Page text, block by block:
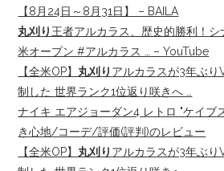
【8月24日～8月31日】 – BAILA
丸刈り 王者アルカラス、歴史的勝利！
米オープン #アルカラス … – YouTube
【全米OP】 丸刈り アルカラスが3年ぶ
制した 世界ランク1位返り咲きへ …
ナイキ エアジョーダン4 レトロ "ケイブ
き心地/コーデ/評価(評判)のレビュー
【全米OP】 丸刈り アルカラスが3年ぶ